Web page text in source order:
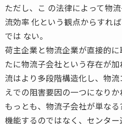
ただし、こ の法律によって物
流効率 化という観点からすれ
では ない。
荷主企業と物流企業が直接的
たに物流子会社という存在が
流はより多段階構造化し、物
えでの阻害要因の一つになりか
もっとも、物流子会社が単な
機能するのではなく、センタ